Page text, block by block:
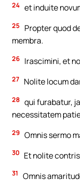
24 et induite
25
Propter quod
membra.
26 Irascimini, et
27 Nolite locum
28 qui furabatur,
necessitatem
29 Omnis sermo
30 Et nolite
31 Omnis